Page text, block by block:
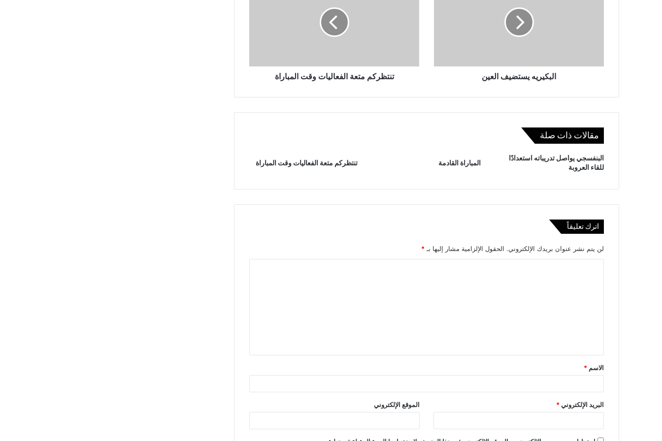
البكيريه يستضيف العين تنتظركم متعة الفعاليات وقت المباراة
مقالات ذات صلة
البنفسجي يواصل تدريباته استعدادًا
للقاء العروبة
المباراة القادمة تنتظركم متعة الفعاليات وقت المباراة
اترك تعليقاً
لن يتم نشر عنوان بريدك الإلكتروني. الحقول الإلزامية مشار إليها بـ *
ق
*
الاسم *
البريد الإلكتروني* الموقع الإلكتروني